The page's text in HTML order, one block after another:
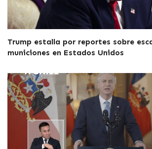
Trump estalla por reportes sobre
municiones en Estados Unidos